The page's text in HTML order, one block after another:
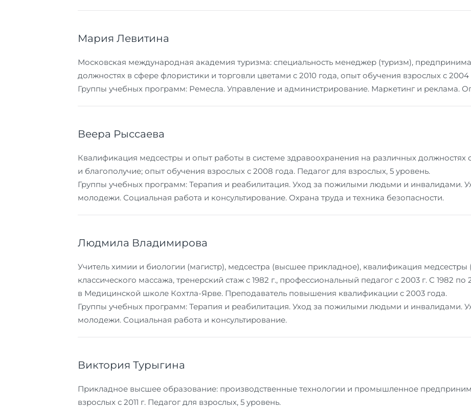
Мария Левитина
Московская международная академия туризма: специальность менеджер (туризм),
должностях в сфере флористики и торговли цветами с 2010 года, опыт обучения взрослых с 2004
Группы учебных программ: Ремесла. Управление и администрирование. Маркетинг и реклама.
Веера Рысcаева
Квалификация медсестры и опыт работы в системе здравоохранения на различных должностях с
и благополучие; опыт обучения взрослых с 2008 года. Педагог для взрослых, 5 уровень.
Группы учебных программ: Терапия и реабилитация. Уход за пожилыми людьми и инвалидами.
молодежи. Социальная работа и консультирование. Охрана труда и техника безопасности.
Людмила Владимирова
Учитель химии и биологии (магистр), медсестра (высшее прикладное), квалификация медсестры
классического массажа, тренерский стаж с 1982 г., профессиональный педагог с 2003 г. С 1982
в Медицинской школе Кохтла-Ярве. Преподаватель повышения квалификации с 2003 года.
Группы учебных программ: Терапия и реабилитация. Уход за пожилыми людьми и инвалидами.
молодежи. Социальная работа и консультирование.
Виктория Турыгина
Прикладное высшее образование: производственные технологии и промышленное
взрослых с 2011 г. Педагог для взрослых, 5 уровень.